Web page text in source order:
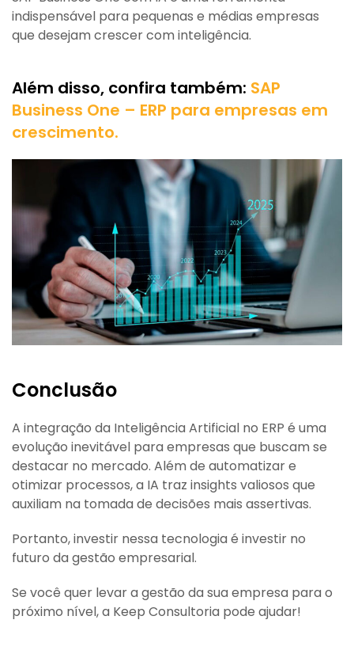
indispensável para pequenas e médias empresas
que desejam crescer com inteligência.
Além disso, confira também: SAP
Business One – ERP para empresas em
crescimento.
Conclusão
A integração da Inteligência Artificial no ERP é uma
evolução inevitável para empresas que buscam se
destacar no mercado. Além de automatizar e
otimizar processos, a IA traz insights valiosos que
auxiliam na tomada de decisões mais assertivas.
Portanto, investir nessa tecnologia é investir no
futuro da gestão empresarial.
Se você quer levar a gestão da sua empresa para o
próximo nível, a Keep Consultoria pode ajudar!